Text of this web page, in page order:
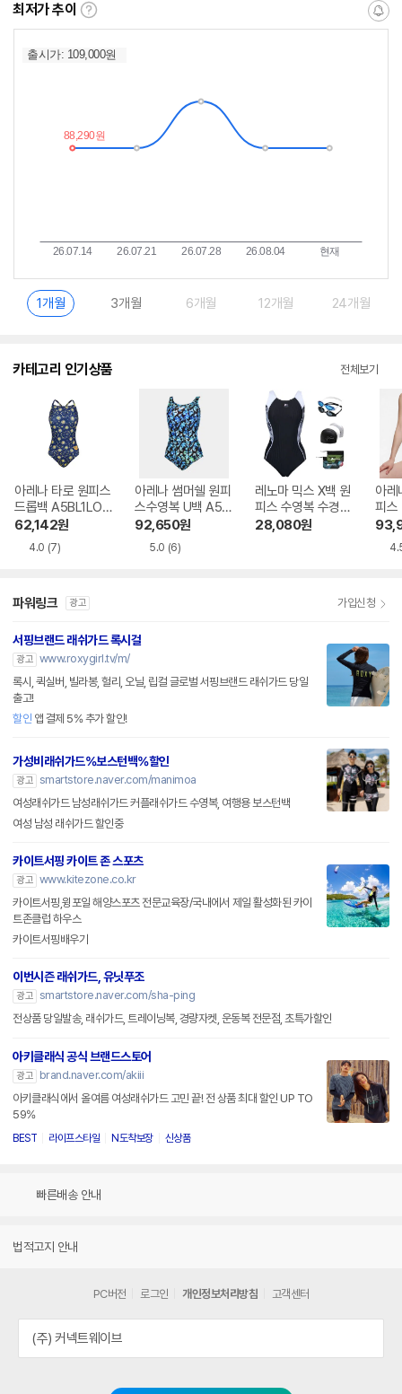
최저가 추이
최
가
알
1개월 3개월 6개월 12개월 24개월
카테고리 인기상품 전체보기
아레나 타로 원피스
드롭백 A5BL1LO1
3NVY
62,142원
4.0 (7)
아레나 썸머쉘 원피
스수영복 U백 A5F
L1LS01BLK
92,650원
5.0 (6)
레노마 믹스 X백 원
피스 수영복 수경
수모세트 LS2F806
28,080원
아레
피스
스트
14
파워링크 광고 가입신청
서핑브랜드 래쉬가드 록시걸
광고 www.roxygirl.tv/m/
록시, 퀵실버, 빌라봉, 헐리, 오닐, 립컬 글로벌 서핑브랜드 래쉬가드 당일
출고!
할인 앱 결제 5% 추가 할인!
가성비래쉬가드%보스턴백%할인
광고 smartstore.naver.com/manimoa
여성래쉬가드 남성래쉬가드 커플래쉬가드 수영복, 여행용 보스턴백
여성 남성 래쉬가드 할인중
카이트서핑 카이트 존 스포츠
광고 www.kitezone.co.kr
카이트서핑,윙포일 해양스포츠 전문교육장/국내에서 제일 활성화된 카이
트존클럽 하우스
카이트서핑배우기
이번시즌 래쉬가드, 유닛푸조
광고 smartstore.naver.com/sha-ping
전상품 당일발송, 래쉬가드, 트레이닝복, 경량자켓, 운동복 전문점, 초특가할인
아키클래식 공식 브랜드스토어
광고
brand.naver.com/akiii
아키클래식에서 올여름 여성래쉬가드 고민 끝! 전 상품 최대 할인 UP TO
59%
BEST 라이프스타일 N도착보장 신상품
빠른배송 안내
법적고지 안내
PC버전 로그인 개인정보처리방침 고객센터
(주) 커넥트웨이브